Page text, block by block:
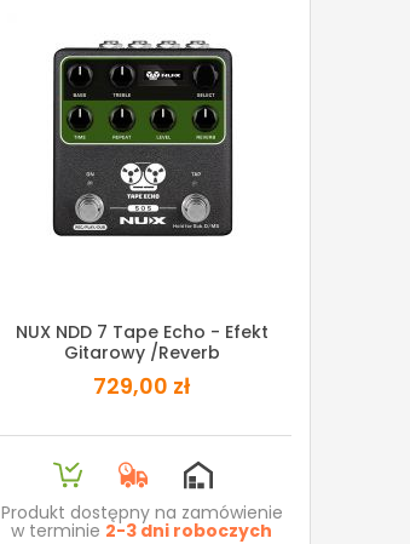
NUX NDD 7 Tape Echo - Efekt
Gitarowy /reverb
729,00 zł
Produkt dostępny na zamówienie
w terminie 2-3 dni roboczych